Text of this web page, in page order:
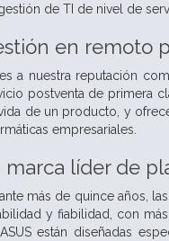
de TI de nivel de
en remoto
a nuestra reputación
postventa de primera
de un producto, y
empresariales.
marca líder de
más de quince años,
y fiabilidad, con
están diseñadas